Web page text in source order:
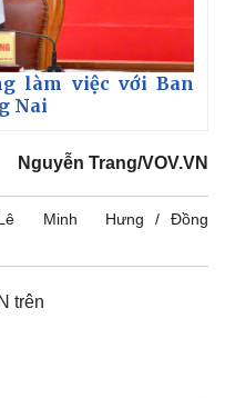
Vũ khí
Nam
tích
làm việc với Ban
Nai
Nguyễn Trang/VOV.VN
Minh Hưng
Đồng
trên